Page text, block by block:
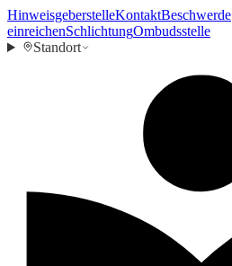
HinweisgeberstelleKontaktBeschwerde
einreichenSchlichtungOmbudsstelle
Standort